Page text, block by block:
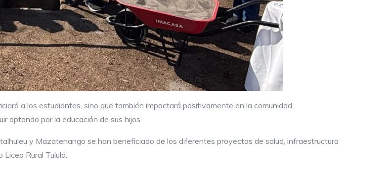
a los estudiantes, sino que también impactará positivamente en la comunidad,
optando por la educación de sus hijos.
y Mazatenango se han beneficiado de los diferentes proyectos de salud, infraestructura
Rural Tululá.